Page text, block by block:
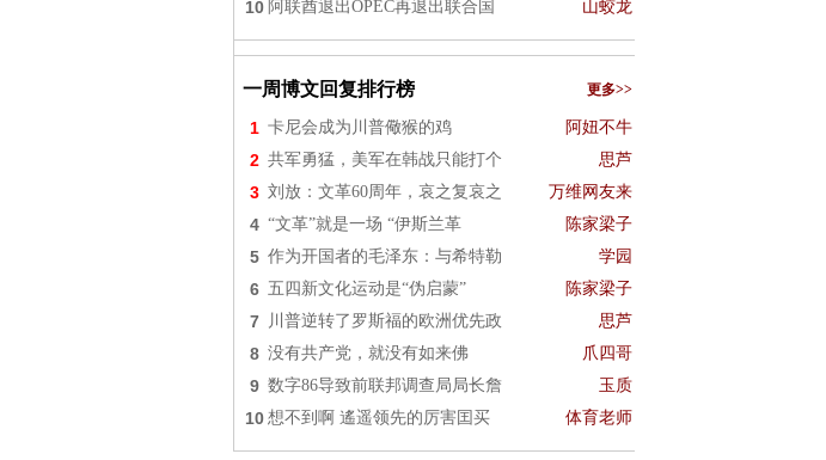
10 阿联酋退出OPEC再退出联合国 山蛟龙
一周博文回复排行榜 更多>>
1 卡尼会成为川普儆猴的鸡 阿妞不牛
2 共军勇猛，美军在韩战只能打个 思芦
3 刘放：文革60周年，哀之复哀之 万维网友来
4 “文革”就是一场 “伊斯兰革 陈家梁子
5 作为开国者的毛泽东：与希特勒 学园
6 五四新文化运动是“伪启蒙” 陈家梁子
7 川普逆转了罗斯福的欧洲优先政 思芦
8 没有共产党，就没有如来佛 爪四哥
9 数字86导致前联邦调查局局长詹 玉质
10 想不到啊 遙遥领先的厉害囯买 体育老师